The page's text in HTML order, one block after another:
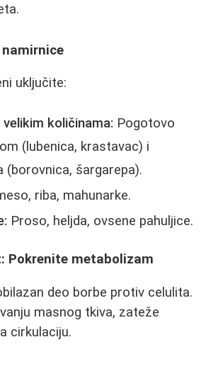
uključite:
količinama: Pogotovo
(lubenica, krastavac) i
(borovnica, šargarepa).
riba, mahunarke.
Proso, heljda, ovsene pahuljice.
Pokrenite metabolizam
deo borbe protiv celulita.
masnog tkiva, zateže
cirkulaciju.